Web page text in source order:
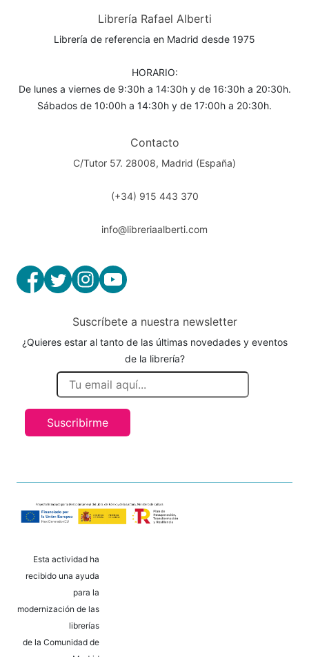
Librería Rafael Alberti
Librería de referencia en Madrid desde 1975
HORARIO:
De lunes a viernes de 9:30h a 14:30h y de 16:30h a 20:30h.
Sábados de 10:00h a 14:30h y de 17:00h a 20:30h.
Contacto
C/Tutor 57. 28008, Madrid (España)
(+34) 915 443 370
info@libreriaalberti.com
Suscríbete a nuestra newsletter
¿Quieres estar al tanto de las últimas novedades y eventos
de la librería?
Suscribirme
Esta actividad ha
recibido una ayuda
para la
modernización de las
librerías
de la Comunidad de